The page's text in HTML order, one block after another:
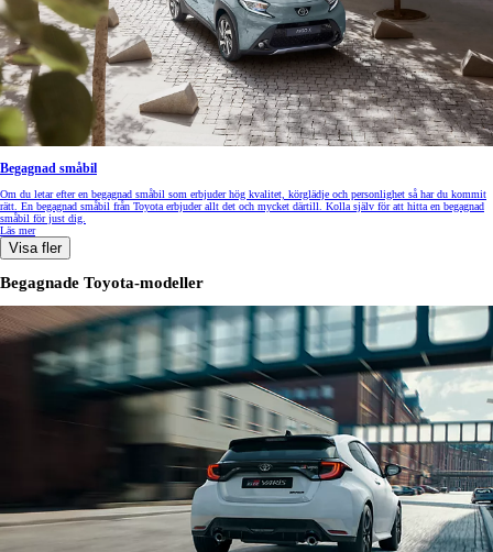
Begagnad småbil
Om du letar efter en begagnad småbil som erbjuder hög kvalitet, körglädje och personlighet så har du kommit
rätt. En begagnad småbil från Toyota erbjuder allt det och mycket därtill. Kolla själv för att hitta en begagnad
småbil för just dig.
Läs mer
Visa fler
Begagnade Toyota-modeller